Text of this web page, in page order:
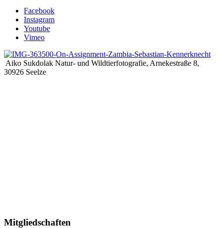
Facebook
Instagram
Youtube
Vimeo
Aiko Sukdolak Natur- und Wildtierfotografie, Arnekestraße 8,
30926 Seelze
Mitgliedschaften